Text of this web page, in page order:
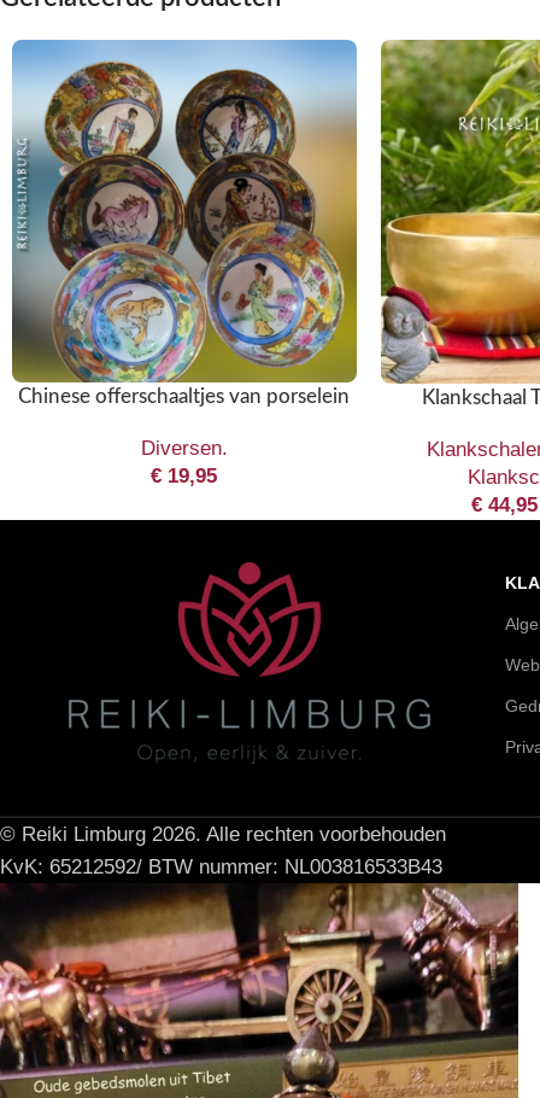
Chinese offerschaaltjes van porselein
Diversen.
€ 19,95
Klankschaal
€44,95
© Reiki Limburg 2026. Alle rechten voorbehouden
KvK: 65212592/ BTW nummer: NL003816533B43